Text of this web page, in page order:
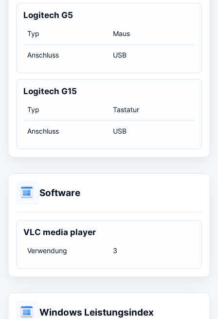
Logitech G5
Typ Maus
Anschluss USB
Logitech G15
Typ Tastatur
Anschluss USB
Software
VLC media player
Verwendung 3
Windows Leistungsindex